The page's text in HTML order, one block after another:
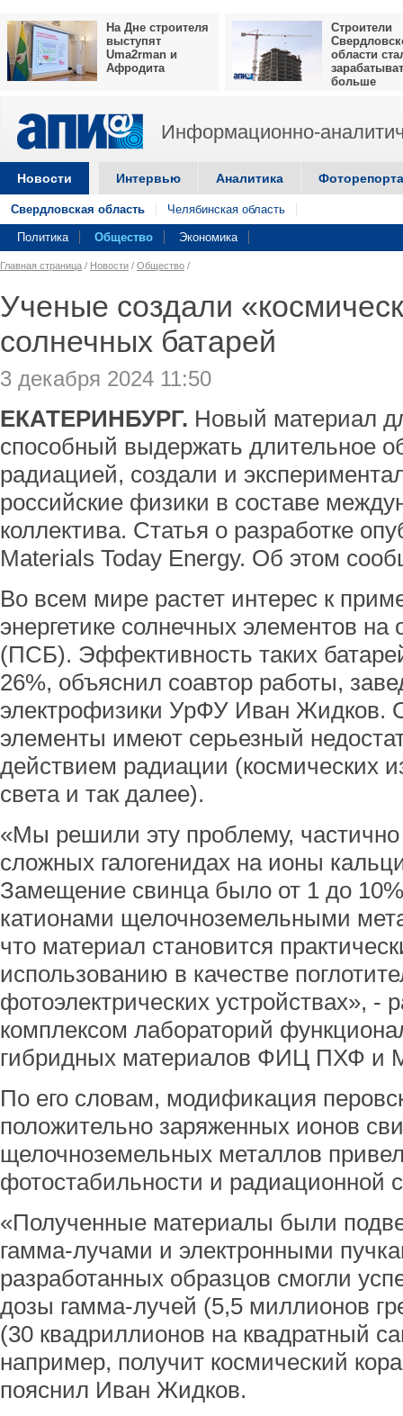
На Дне строителя
выступят
Uma2rman и
Афродита
Строители
области
больше
Информационно-
Новости Интервью Аналитика
Свердловская область Челябинская область
Политика Общество Экономика
Главная страница / Новости / Общество /
Ученые создали
солнечных батарей
3 декабря 2024 11:50
ЕКАТЕРИНБУРГ. Новый материал
способный выдержать длительное
радиацией, создали и
российские физики в составе
коллектива. Статья о разработке
Materials Today Energy. Об этом
Во всем мире растет интерес к
энергетике солнечных элементов на
(ПСБ). Эффективность таких
26%, объяснил соавтор работы,
электрофизики УрФУ Иван Жидков.
элементы имеют серьезный
действием радиации (космических
света и так далее).
«Мы решили эту проблему,
сложных галогенидах на ионы
Замещение свинца было от 1 до
катионами щелочноземельными
что материал становится
использованию в качестве
фотоэлектрических устройствах», -
комплексом лабораторий
гибридных материалов ФИЦ ПХФ и
По его словам, модификация
положительно заряженных ионов
щелочноземельных металлов
фотостабильности и радиационной
«Полученные материалы были
гамма-лучами и электронными
разработанных образцов смогли
дозы гамма-лучей (5,5 миллионов
(30 квадриллионов на квадратный
например, получит космический
пояснил Иван Жидков.